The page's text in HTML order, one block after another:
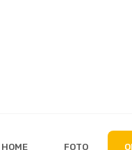
HOME FOTO